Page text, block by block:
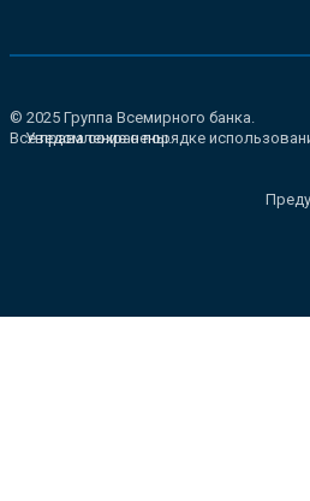
© 2025 Группа Всемирного банка.
Все права сохранены.
Уведомление о порядке